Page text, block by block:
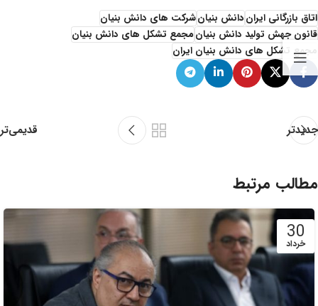
اتاق بازرگانی ایراندانش بنیانشرکت های دانش بنیان
قانون جهش تولید دانش بنیانمجمع تشکل های دانش بنیان
مجمع تشکل های دانش بنیان ایران
جدیدتر قدیمی‌تر
مطالب مرتبط
30
خرداد